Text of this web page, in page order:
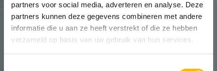
partners voor social media, adverteren en analyse. Deze
partners kunnen deze gegevens combineren met andere
informatie die u aan ze heeft verstrekt of die ze hebben
verzameld op basis van uw gebruik van hun services.